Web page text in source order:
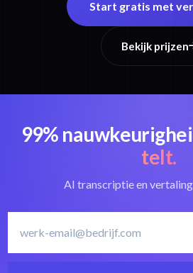
Start gratis met
Bekijk prijzen
99%
telt.
AI transcriptie en